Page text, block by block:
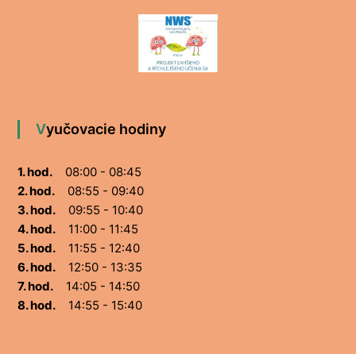
Vyučovacie hodiny
1. hod.08:00 - 08:45
2. hod.08:55 - 09:40
3. hod.09:55 - 10:40
4. hod.11:00 - 11:45
5. hod.11:55 - 12:40
6. hod.12:50 - 13:35
7. hod.14:05 - 14:50
8. hod.14:55 - 15:40